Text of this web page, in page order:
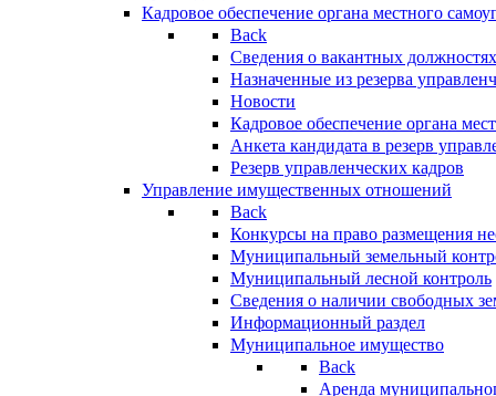
Кадровое обеспечение органа местного
Back
Сведения о вакантных
Назначенные из резерва
Новости
Кадровое обеспечение органа
Анкета кандидата в резерв
Резерв управленческих кадров
Управление имущественных отношений
Back
Конкурсы на право размещения
Муниципальный земельный
Муниципальный лесной контроль
Сведения о наличии свободных
Информационный раздел
Муниципальное имущество
Back
Аренда